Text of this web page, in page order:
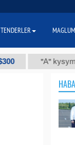
"А" kysymly
TENDERLER